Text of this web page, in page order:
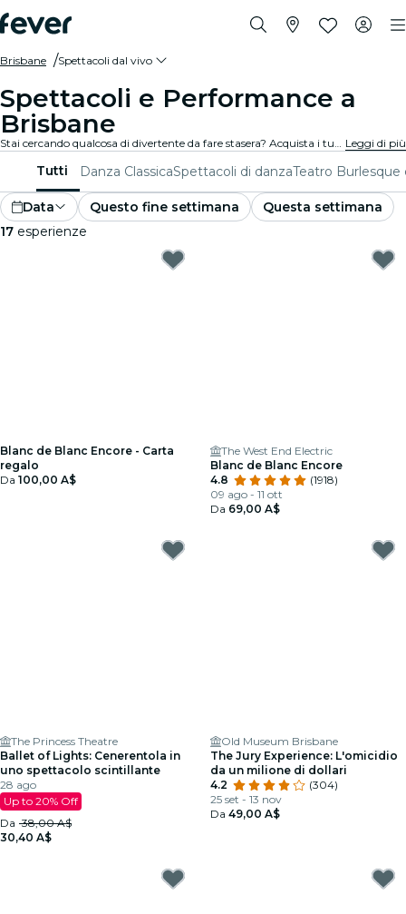
Brisbane Spettacoli dal vivo
Spettacoli e Performance a
Brisbane
Stai cercando qualcosa di divertente da fare stasera? Acquista i tuoi biglietti per i migliori spettacoli dal vivo a Brisbane: teatro, stand-up comedy, musical, magia e molto altro. Leggi di più
Tutti Danza ClassicaSpettacoli di danzaTeatro Burlesque
Data Questo fine settimana
Questa settimana
17 esperienze
Blanc de Blanc Encore - Carta
regalo
Da 100,00 A$
The West End Electric
Blanc de Blanc Encore
4.8
(1918)
09 ago - 11 ott
Da 69,00 A$
The Princess Theatre
Ballet of Lights: Cenerentola in
uno spettacolo scintillante
28 ago
Up to 20% Off
Da 38,00 A$
30,40 A$
Old Museum Brisbane
The Jury Experience: L'omicidio
da un milione di dollari
4.2
(304)
25 set - 13 nov
Da 49,00 A$